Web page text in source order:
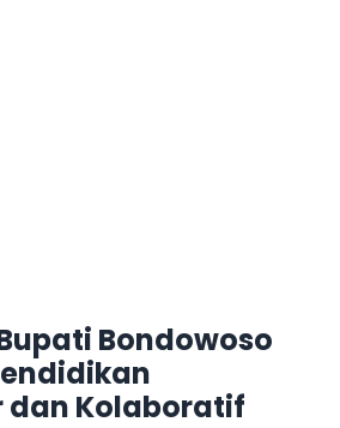
Bondowoso
dan Kolaboratif